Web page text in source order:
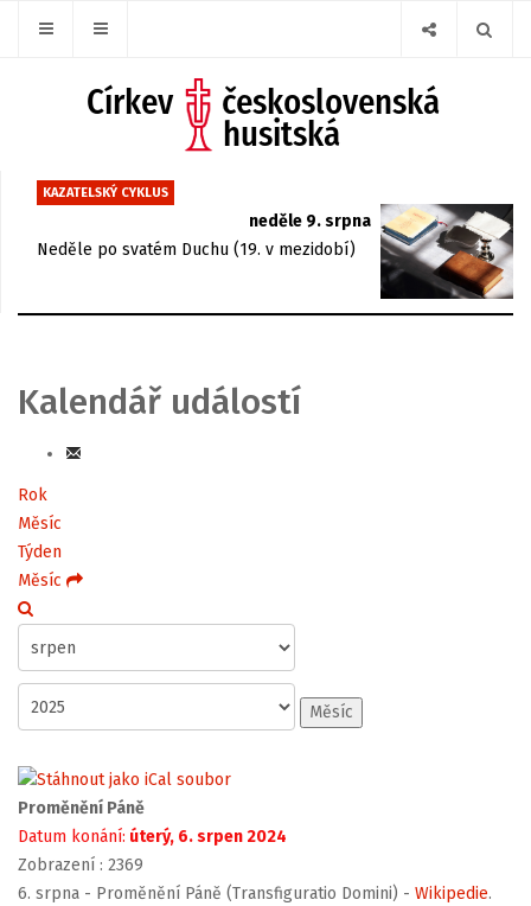
KAZATELSKÝ CYKLUS
neděle 9. srpna
Neděle po svatém Duchu (19. v mezidobí)
Kalendář událostí
Rok
Měsíc
Týden
Měsíc
Měsíc
Proměnění Páně
Datum konání: úterý, 6. srpen 2024
Zobrazení : 2369
6. srpna - Proměnění Páně (Transfiguratio Domini) - Wikipedie.